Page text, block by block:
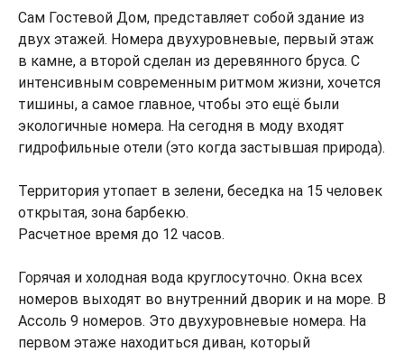
Сам Гостевой Дом, представляет собой здание из
двух этажей. Номера двухуровневые, первый этаж
в камне, а второй сделан из деревянного бруса. С
интенсивным современным ритмом жизни, хочется
тишины, а самое главное, чтобы это ещё были
экологичные номера. На сегодня в моду входят
гидрофильные отели (это когда застывшая природа).
Территория утопает в зелени, беседка на 15 человек
открытая, зона барбекю.
Расчетное время до 12 часов.
Горячая и холодная вода круглосуточно. Окна всех
номеров выходят во внутренний дворик и на море. В
Ассоль 9 номеров. Это двухуровневые номера. На
первом этаже находиться диван, который